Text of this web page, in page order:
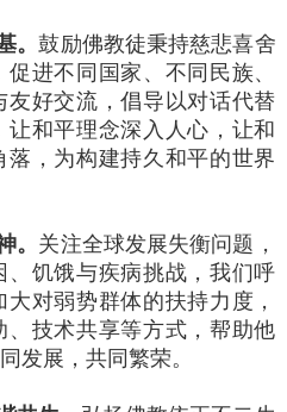
。鼓励佛教徒秉持慈悲喜舍
进不同国家、不同民族、
好交流，倡导以对话代替
和平理念深入人心，让和
，为构建持久和平的世界
。 关注全球发展失衡问题，
饥饿与疾病挑战，我们呼
对弱势群体的扶持力度，
技术共享等方式，帮助他
发展，共同繁荣。